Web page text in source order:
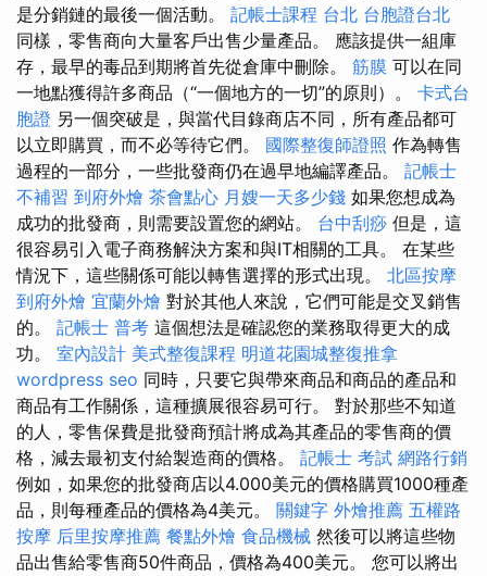
是分銷鏈的最後一個活動。 記帳士課程 台北 台胞證台北
同樣，零售商向大量客戶出售少量產品。 應該提供一組庫
存，最早的毒品到期將首先從倉庫中刪除。 筋膜 可以在同
一地點獲得許多商品（“一個地方的一切”的原則）。 卡式台
胞證 另一個突破是，與當代目錄商店不同，所有產品都可
以立即購買，而不必等待它們。 國際整復師證照 作為轉售
過程的一部分，一些批發商仍在過早地編譯產品。 記帳士
不補習 到府外燴 茶會點心 月嫂一天多少錢 如果您想成為
成功的批發商，則需要設置您的網站。 台中刮痧 但是，這
很容易引入電子商務解決方案和與IT相關的工具。 在某些
情況下，這些關係可能以轉售選擇的形式出現。 北區按摩
到府外燴 宜蘭外燴 對於其他人來說，它們可能是交叉銷售
的。 記帳士 普考 這個想法是確認您的業務取得更大的成
功。 室內設計 美式整復課程 明道花園城整復推拿
wordpress seo 同時，只要它與帶來商品和商品的產品和
商品有工作關係，這種擴展很容易可行。 對於那些不知道
的人，零售保費是批發商預計將成為其產品的零售商的價
格，減去最初支付給製造商的價格。 記帳士 考試 網路行銷
例如，如果您的批發商店以4.000美元的價格購買1000種產
品，則每種產品的價格為4美元。 關鍵字 外燴推薦 五權路
按摩 后里按摩推薦 餐點外燴 食品機械 然後可以將這些物
品出售給零售商50件商品，價格為400美元。 您可以將出